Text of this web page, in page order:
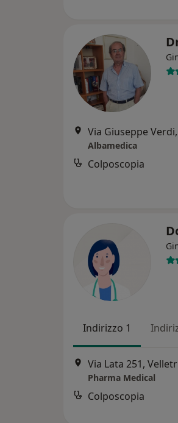
Via Giuseppe
Albamedica
Colposcopia
Indirizzo 1
Via Lata 251,
Pharma Medical
Colposcopia